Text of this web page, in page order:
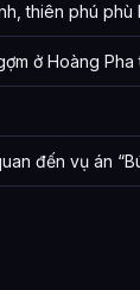
thiên phú phù
ở Hoàng
đến vụ án